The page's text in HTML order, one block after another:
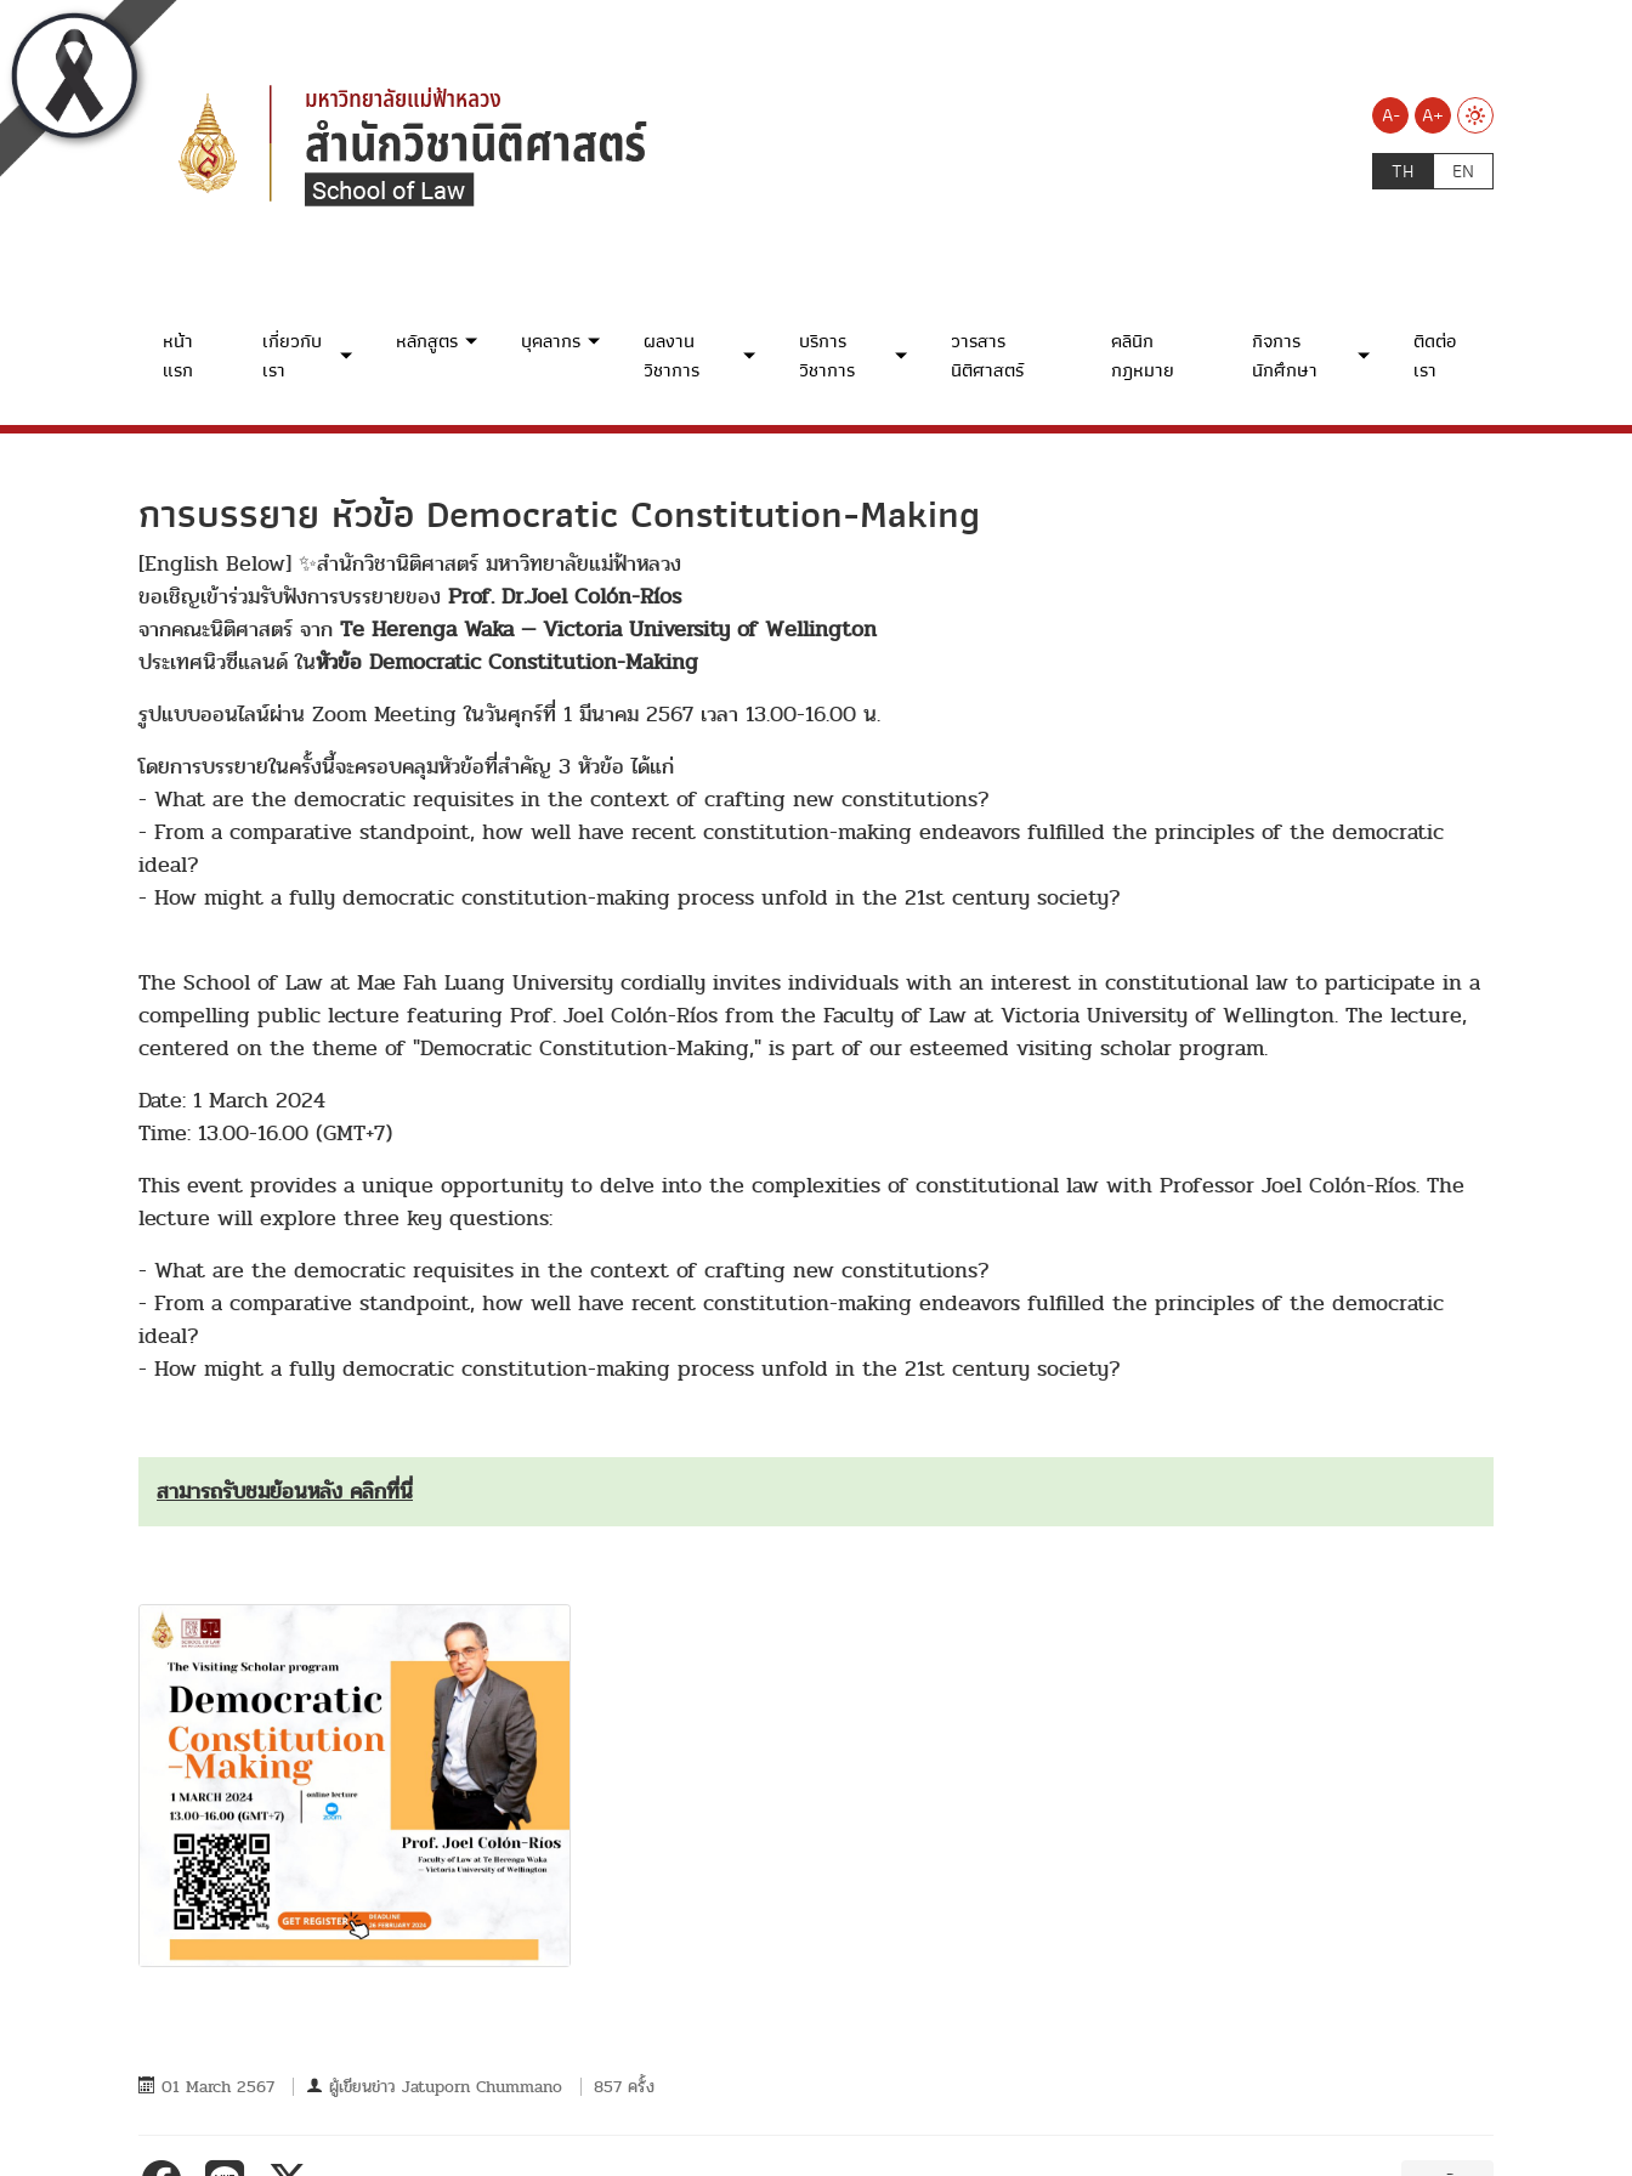
A-
A+
TH
EN
หน้า
แรก
เกี่ยวกับ
เรา
หลักสูตร บุคลากร
ผลงาน
วิชาการ
บริการ
วิชาการ
วารสาร
นิติศาสตร์
คลินิก
กฎหมาย
กิจการ
นักศึกษา
ติดต่อ
เรา
การบรรยาย หัวข้อ Democratic Constitution-Making
[English Below] ✨สำนักวิชานิติศาสตร์ มหาวิทยาลัยแม่ฟ้าหลวง
ขอเชิญเข้าร่วมรับฟังการบรรยายของ Prof. Dr.Joel Colón-Ríos
จากคณะนิติศาสตร์ จาก Te Herenga Waka — Victoria University of Wellington
ประเทศนิวซีแลนด์ ในหัวข้อ Democratic Constitution-Making
รูปแบบออนไลน์ผ่าน Zoom Meeting ในวันศุกร์ที่ 1 มีนาคม 2567 เวลา 13.00-16.00 น.
โดยการบรรยายในครั้งนี้จะครอบคลุมหัวข้อที่สำคัญ 3 หัวข้อ ได้แก่
- What are the democratic requisites in the context of crafting new constitutions?
- From a comparative standpoint, how well have recent constitution-making endeavors fulfilled the principles of the democratic
ideal?
- How might a fully democratic constitution-making process unfold in the 21st century society?
The School of Law at Mae Fah Luang University cordially invites individuals with an interest in constitutional law to participate in a
compelling public lecture featuring Prof. Joel Colón-Ríos from the Faculty of Law at Victoria University of Wellington. The lecture,
centered on the theme of "Democratic Constitution-Making," is part of our esteemed visiting scholar program.
Date: 1 March 2024
Time: 13.00-16.00 (GMT+7)
This event provides a unique opportunity to delve into the complexities of constitutional law with Professor Joel Colón-Ríos. The
lecture will explore three key questions:
- What are the democratic requisites in the context of crafting new constitutions?
- From a comparative standpoint, how well have recent constitution-making endeavors fulfilled the principles of the democratic
ideal?
- How might a fully democratic constitution-making process unfold in the 21st century society?
สามารถรับชมย้อนหลัง คลิกที่นี่
01 March 2567 ผู้เขียนข่าว Jatuporn Chummano 857 ครั้ง